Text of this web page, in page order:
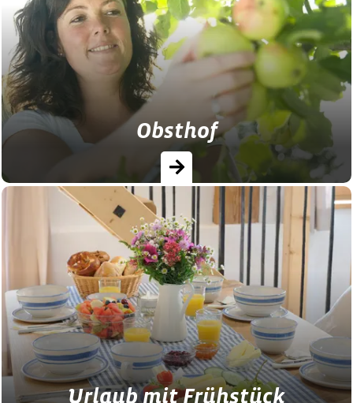
Obsthof
Frisches Obst direkt vom Baum, hofeigene
Obstprodukte oder selbstgebrannten
Schnaps gibts auf bayerischen Obsthöfen.
Urlaub mit Frühstück